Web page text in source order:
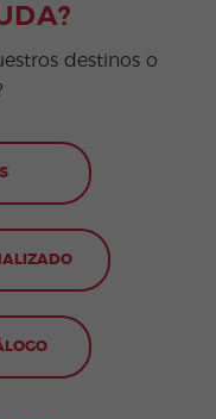
destinos o